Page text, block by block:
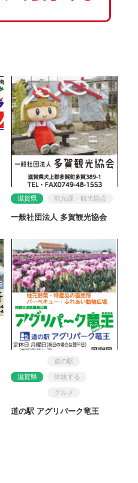
滋賀県 観光課・観光協会
一般社団法人 多賀観光協会
滋賀県
道の駅
体験する
グルメ
道の駅 アグリパーク竜王